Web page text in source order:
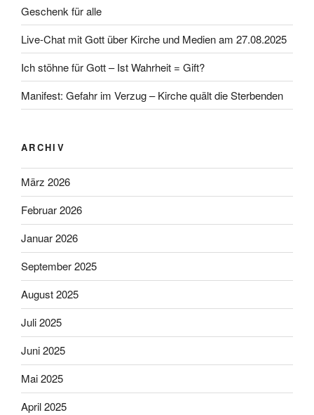
Geschenk für alle
Live-Chat mit Gott über Kirche und Medien am 27.08.2025
Ich stöhne für Gott – Ist Wahrheit = Gift?
Manifest: Gefahr im Verzug – Kirche quält die Sterbenden
ARCHIV
März 2026
Februar 2026
Januar 2026
September 2025
August 2025
Juli 2025
Juni 2025
Mai 2025
April 2025